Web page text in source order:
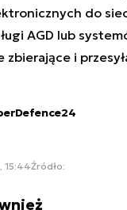
do
AGD lub
zbierające i
15:44Źródło: